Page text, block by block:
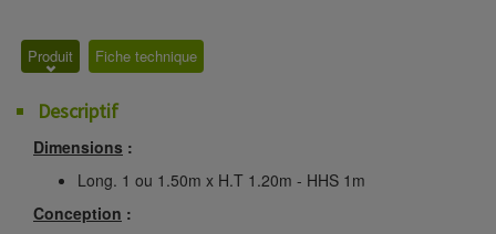
Produit Fiche technique
Descriptif
Dimensions :
Long. 1 ou 1.50m x H.T 1.20m - HHS 1m
Conception :